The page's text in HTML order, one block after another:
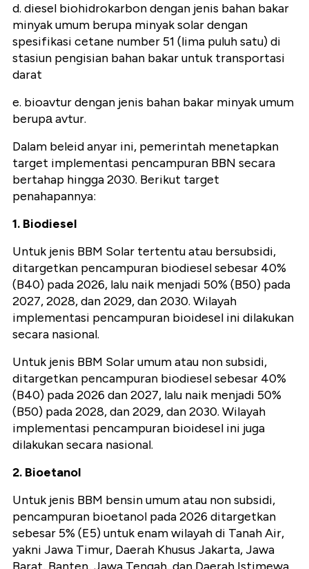
d. diesel biohidrokarbon dengan jenis bahan bakar
minyak umum berupa minyak solar dengan
spesifikasi cetane number 51 (lima puluh satu) di
stasiun pengisian bahan bakar untuk transportasi
darat
e. bioavtur dengan jenis bahan bakar minyak umum
berupа avtur.
Dalam beleid anyar ini, pemerintah menetapkan
target implementasi pencampuran BBN secara
bertahap hingga 2030. Berikut target
penahapannya:
1. Biodiesel
Untuk jenis BBM Solar tertentu atau bersubsidi,
ditargetkan pencampuran biodiesel sebesar 40%
(B40) pada 2026, lalu naik menjadi 50% (B50) pada
2027, 2028, dan 2029, dan 2030. Wilayah
implementasi pencampuran bioidesel ini dilakukan
secara nasional.
Untuk jenis BBM Solar umum atau non subsidi,
ditargetkan pencampuran biodiesel sebesar 40%
(B40) pada 2026 dan 2027, lalu naik menjadi 50%
(B50) pada 2028, dan 2029, dan 2030. Wilayah
implementasi pencampuran bioidesel ini juga
dilakukan secara nasional.
2. Bioetanol
Untuk jenis BBM bensin umum atau non subsidi,
pencampuran bioetanol pada 2026 ditargetkan
sebesar 5% (E5) untuk enam wilayah di Tanah Air,
yakni Jawa Timur, Daerah Khusus Jakarta, Jawa